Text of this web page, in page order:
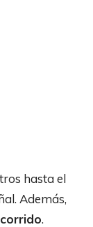
hasta el
Además,
.